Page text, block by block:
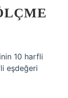
10 harfli
eşdeğeri